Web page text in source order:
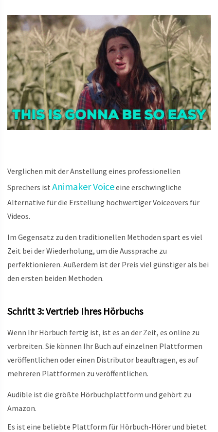
Verglichen mit der Anstellung eines professionellen
Sprechers ist Animaker Voiceeine erschwingliche
Alternative für die Erstellung hochwertiger Voiceovers für
Videos.
Im Gegensatz zu den traditionellen Methoden spart es viel
Zeit bei der Wiederholung, um die Aussprache zu
perfektionieren. Außerdem ist der Preis viel günstiger als bei
den ersten beiden Methoden.
Schritt 3: Vertrieb Ihres Hörbuchs
Wenn Ihr Hörbuch fertig ist, ist es an der Zeit, es online zu
verbreiten. Sie können Ihr Buch auf einzelnen Plattformen
veröffentlichen oder einen Distributor beauftragen, es auf
mehreren Plattformen zu veröffentlichen.
Audible ist die größte Hörbuchplattform und gehört zu
Amazon.
Es ist eine beliebte Plattform für Hörbuch-Hörer und bietet